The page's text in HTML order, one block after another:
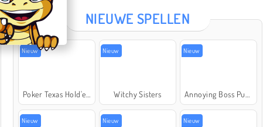
NIEUWE SPELLEN
Nieuw Nieuw
Witchy Sisters
Nieuw
Nieuw Nieuw Nieuw